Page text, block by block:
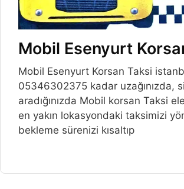
Mobil Esenyurt
Mobil Esenyurt Korsan Taksi
05346302375 kadar uzağınızda,
aradığınızda Mobil korsan Taksi
en yakın lokasyondaki taksimizi
bekleme sürenizi kısaltıp